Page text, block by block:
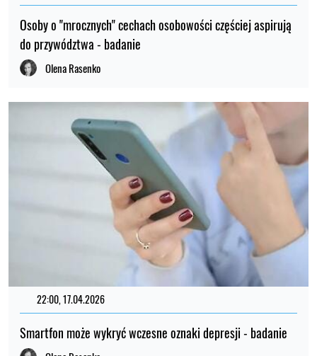
Osoby o "mrocznych" cechach osobowości częściej aspirują
do przywództwa - badanie
Olena Rasenko
22:00, 17.04.2026
Smartfon może wykryć wczesne oznaki depresji - badanie